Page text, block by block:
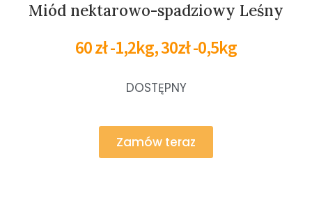
Miód nektarowo-spadziowy Leśny
60 zł -1,2kg, 30zł -0,5kg
DOSTĘPNY
Zamów teraz